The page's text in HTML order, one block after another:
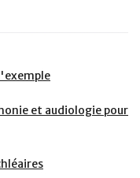
et audiologie pour